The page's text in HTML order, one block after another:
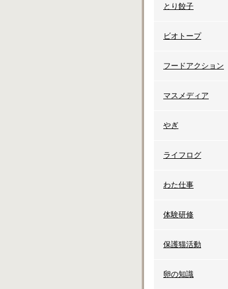
とり餃子
ビオトープ
フードアクション
マスメディア
やぎ
ライフログ
わた仕事
体験研修
保護猫活動
卵の知識